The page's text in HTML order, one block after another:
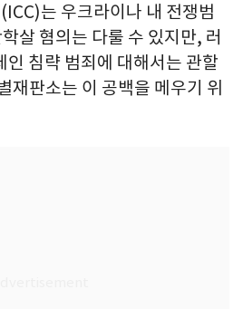
는 우크라이나 내 전쟁범
살 혐의는 다룰 수 있지만, 러
인 침략 범죄에 대해서는 관할
재판소는 이 공백을 메우기 위